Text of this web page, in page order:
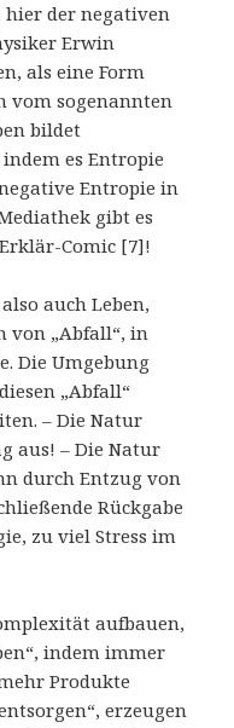
hier der negativen
Erwin
als eine Form
vom sogenannten
bildet
es Entropie
Entropie in
gibt es
Comic [7]!
auch Leben,
von „Abfall“, in
Die Umgebung
„Abfall“
– Die Natur
aus! – Die Natur
durch Entzug von
Rückgabe
zu viel Stress im
aufbauen,
indem immer
Produkte
erzeugen